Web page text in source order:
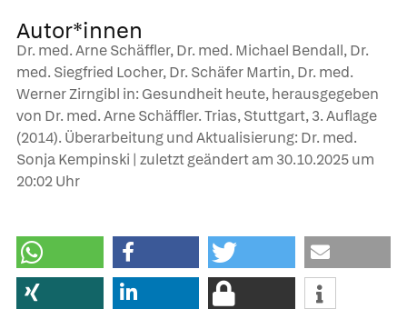
Autor*innen
Dr. med. Arne Schäffler, Dr. med. Michael Bendall, Dr.
med. Siegfried Locher, Dr. Schäfer Martin, Dr. med.
Werner Zirngibl in: Gesundheit heute, herausgegeben
von Dr. med. Arne Schäffler. Trias, Stuttgart, 3. Auflage
(2014). Überarbeitung und Aktualisierung: Dr. med.
Sonja Kempinski | zuletzt geändert am 30.10.2025um
20:02 Uhr